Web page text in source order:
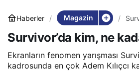
Haberler Magazin
Survivor’da kim, ne
Ekranların fenomen yarışması
kadrosunda en çok Adem Kılıçcı